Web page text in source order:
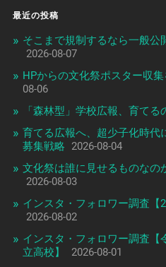
最近の投稿
そこまで規制するなら一般公
2026-08-07
HPからの文化祭ポスター収
08-06
「森林型」学校広報、育てる
育てる広報へ、超少子化時代
募集戦略
2026-08-04
文化祭は誰に見せるものなの
2026-08-03
インスタ・フォロワー調査【
2026-08-02
インスタ・フォロワー調査
立高校】
2026-08-01